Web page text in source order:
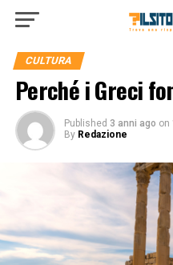
CULTURA
Perché i Greci
Published 3 anni ago on
By Redazione